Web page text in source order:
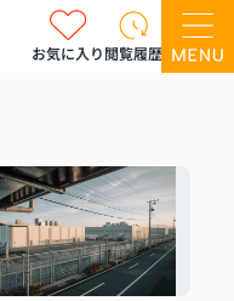
お気に入り閲覧履歴